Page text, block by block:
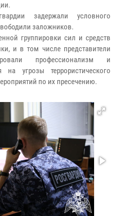
задержали условного
заложников.
группировки сил и средств
и в том числе представители
профессионализм и
на угрозы террористического
по их пресечению.